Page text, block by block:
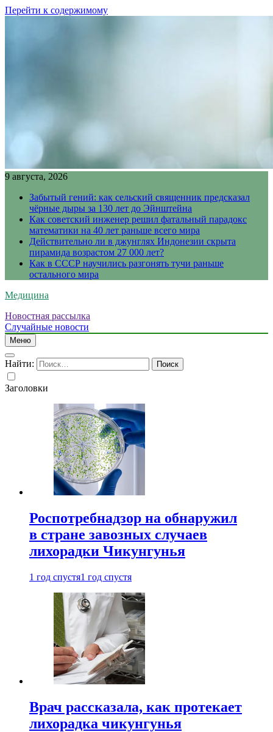
Перейти к содержимому
9 августа, 2026
Забытый гений: как сельский священник предсказал
чёрные дыры за 130 лет до Эйнштейна
Как советский инженер решил фатальный парадокс
математики на 40 лет раньше всего мира
Действительно ли в джунглях Индонезии скрыта
пирамида возрастом 27 000 лет?
Как в СССР научились разгонять тучи раньше
остального мира
Медицина
Новостная рассылка
Случайные новости
Меню
Найти:
Заголовки
Роспотребнадзор на обнаружил
в стране завозных случаев
лихорадки Чикунгунья
1 год спустя1 год спустя
Врач рассказала, как протекает
лихорадка чикунгунья